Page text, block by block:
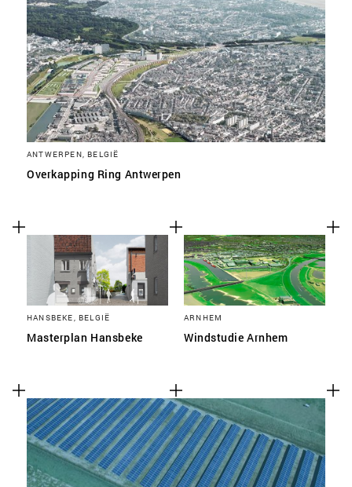
ANTWERPEN, BELGIË
Overkapping Ring Antwerpen
HANSBEKE, BELGIË
Masterplan Hansbeke
ARNHEM
Windstudie Arnhem